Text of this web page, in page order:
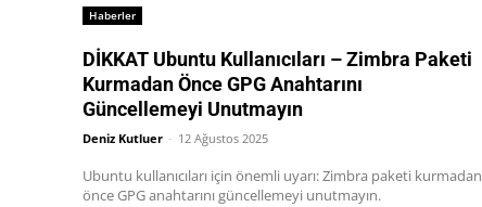
Haberler
DİKKAT Ubuntu Kullanıcıları – Zimbra Paketi
Kurmadan Önce GPG Anahtarını
Güncellemeyi Unutmayın
Deniz Kutluer - 12 Ağustos 2025
Ubuntu kullanıcıları için önemli uyarı: Zimbra paketi kurmadan
önce GPG anahtarını güncellemeyi unutmayın.